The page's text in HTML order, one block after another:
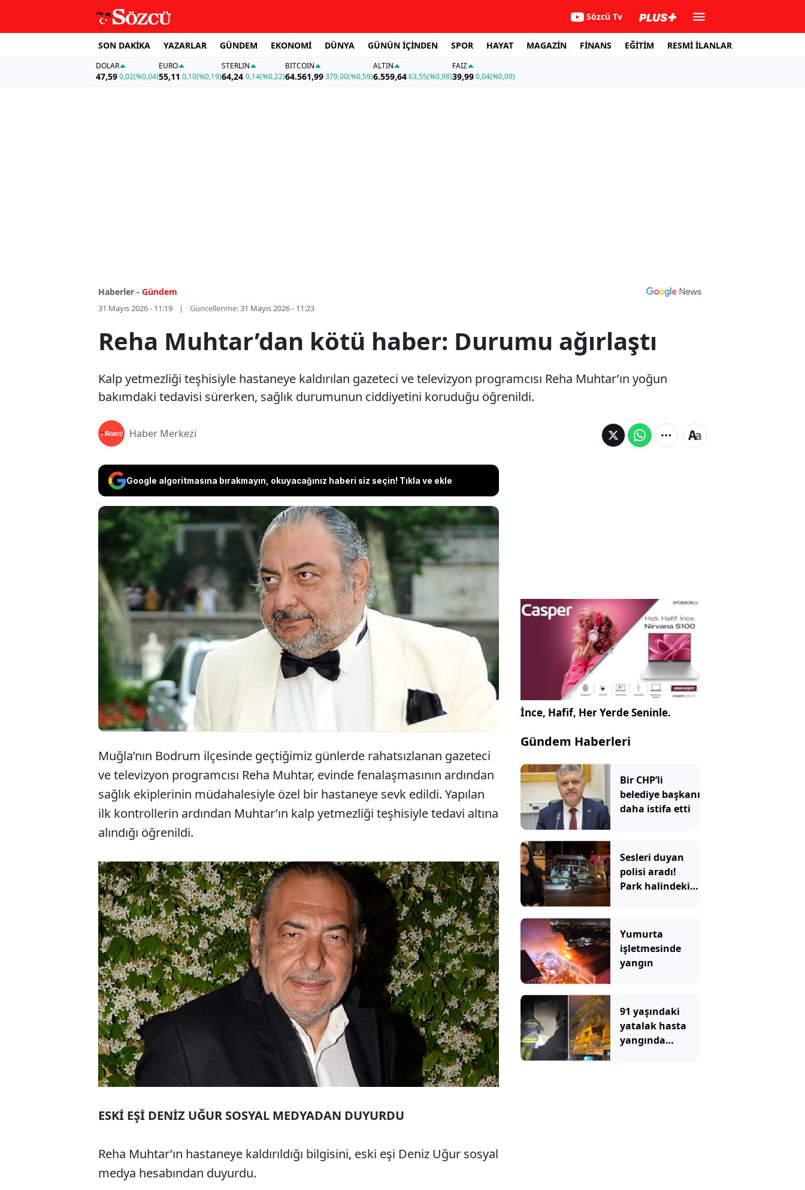
Sözcü Tv
SON DAKİKA YAZARLAR GÜNDEM EKONOMİ DÜNYA GÜNÜN İÇİNDEN SPOR HAYAT MAGAZİN FİNANS EĞİTİM RESMİ İLANLAR
DOLAR
47,590,02(%0,04)
EURO
55,11 0,10(%0,19)
STERLIN
64,24 0,14(%0,22)
BITCOIN
64.561,99379,00(%0,59)
ALTIN
6.559,6463,55(%0,98)
FAİZ
39,990,04(%0,09)
Haberler - Gündem
31 Mayıs 2026 - 11:19 Güncellenme:31 Mayıs 2026 - 11:23
Reha Muhtar’dan kötü haber: Durumu ağırlaştı
Kalp yetmezliği teşhisiyle hastaneye kaldırılan gazeteci ve televizyon programcısı Reha Muhtar’ın yoğun
bakımdaki tedavisi sürerken, sağlık durumunun ciddiyetini koruduğu öğrenildi.
Haber Merkezi
Google algoritmasına bırakmayın, okuyacağınız haberi siz seçin! Tıkla ve ekle
Kalp yetmezliği teşhisiyle hastaneye kaldırılan gazeteci ve
televizyon programcısı Reha Muhtar’ın yoğun bakımdaki
tedavisi sürerken, sağlık durumunun ciddiyetini koruduğu
öğrenildi.
Muğla’nın Bodrum ilçesinde geçtiğimiz günlerde rahatsızlanan gazeteci
ve televizyon programcısı Reha Muhtar, evinde fenalaşmasının ardından
sağlık ekiplerinin müdahalesiyle özel bir hastaneye sevk edildi. Yapılan
ilk kontrollerin ardından Muhtar’ın kalp yetmezliği teşhisiyle tedavi altına
alındığı öğrenildi.
ESKİ EŞİ DENİZ UĞUR SOSYAL MEDYADAN DUYURDU
Reha Muhtar’ın hastaneye kaldırıldığı bilgisini, eski eşi Deniz Uğur sosyal
medya hesabından duyurdu.
İnce, Hafif, Her Yerde Seninle.
Gündem Haberleri
Bir CHP’li
belediye başkanı
daha istifa etti
Sesleri duyan
polisi aradı!
Park halindeki
Yumurta
işletmesinde
yangın
91 yaşındaki
yatalak hasta
yangında